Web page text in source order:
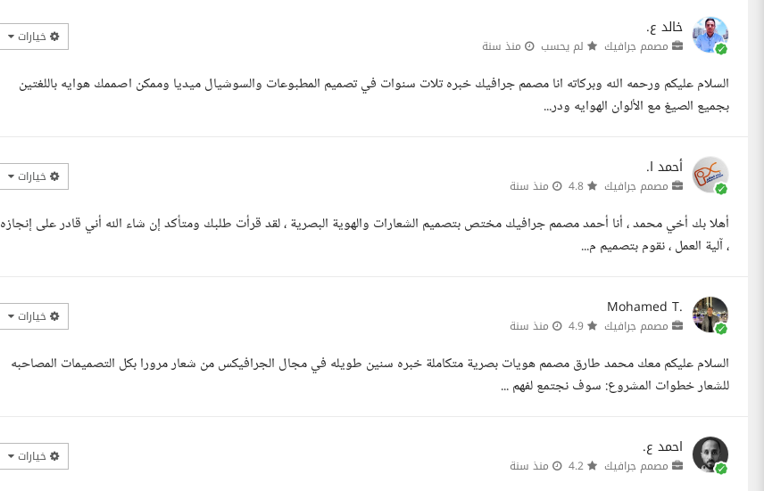
خالد ع.
مصمم جرافيك لم يحسب منذ سنة خيارات
السلام عليكم ورحمه الله وبركاته انا مصمم جرافيك خبره تلات سنوات في تصميم المطبوعات والسوشيال ميديا وممكن اصممك هوايه باللغتين
بجميع الصيغ مع الألوان الهوايه ودر...
أحمد ا.
مصمم جرافيك منذ سنة خيارات
أهلا بك أخي محمد ، أنا أحمد مصمم جرافيك مختص بتصميم الشعارات والهوية البصرية ، لقد قرأت طلبك ومتأكد إن شاء الله أني قادر على إنجازه
، آلية العمل ، نقوم بتصميم م...
Mohamed T.
مصمم جرافيك منذ سنة خيارات
السلام عليكم معك محمد طارق مصمم هويات بصرية متكاملة خبره سنين طويله في مجال الجرافيكس من شعار مرورا بكل التصميمات المصاحبه
للشعار خطوات المشروع: سوف نجتمع لفهم ...
احمد ع.
مصمم جرافيك منذ سنة خيارات